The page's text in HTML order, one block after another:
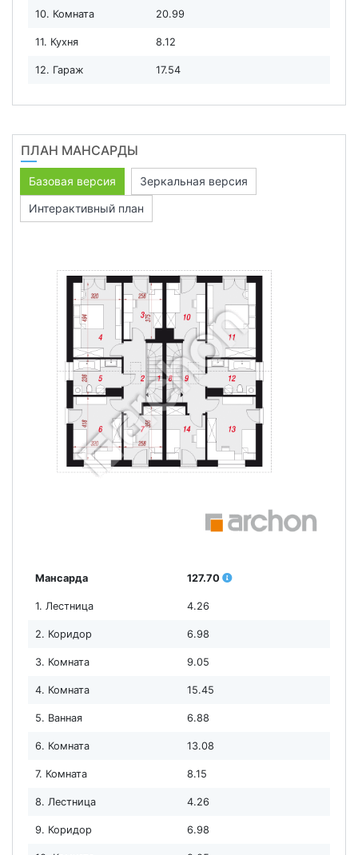
10. Комната 20.99
11. Кухня 8.12
12. Гараж 17.54
ПЛАН МАНСАРДЫ
Базовая версия
Зеркальная версия
Интерактивный план
Мансарда 127.70
1. Лестница 4.26
2. Коридор 6.98
3. Комната 9.05
4. Комната 15.45
5. Ванная 6.88
6. Комната 13.08
7. Комната 8.15
8. Лестница 4.26
9. Коридор 6.98